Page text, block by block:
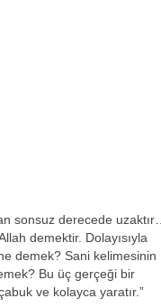
sonsuz derecede uzaktır…
demektir. Dolayısıyla
demek? Sani kelimesinin
Bu üç gerçeği bir
ve kolayca yaratır.”